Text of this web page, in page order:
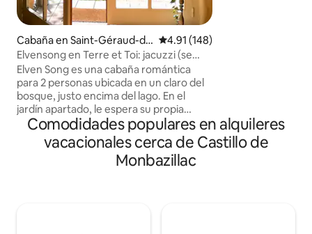
Cabaña en Saint-Géraud-de
-Corps
Calificación promedio: 4.91 de
4.91 (148)
Elvensong en Terre et Toi: jacuzzi (se
aceptan perros)
Elven Song es una cabaña romántica
para 2 personas ubicada en un claro del
bosque, justo encima del lago. En el
jardín apartado, le espera su propia
bañera de hidromasaje privada, y un
sendero cubierto de musgo le conduce
hasta la orilla del agua, a 30 metros de
distancia. La estructura está hecha de
Comodidades populares en alquileres
vacacionales cerca de Castillo de
Monbazillac